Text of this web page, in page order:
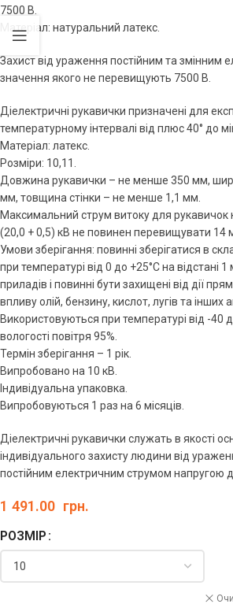
7500 В.
Матеріал: натуральний латекс.
Захист від ураження постійним та змінним
значення якого не перевищують 7500 В.
Діелектричні рукавички призначені для
температурному інтервалі від плюс 40° до
Матеріал: латекс.
Розміри: 10,11.
Довжина рукавички – не менше 350 мм,
мм, товщина стінки – не менше 1,1 мм.
Максимальний струм витоку для рукавичок
(20,0 + 0,5) кВ не повинен перевищувати 14
Умови зберігання: повинні зберігатися в
при температурі від 0 до +25°С на відстані
приладів і повинні бути захищені від дії
впливу олій, бензину, кислот, лугів та
Використовуються при температурі від -40
вологості повітря 95%.
Термін зберігання – 1 рік.
Випробовано на 10 кВ.
Індивідуальна упаковка.
Випробовуються 1 раз на 6 місяців.
Діелектричні рукавички служать в якості
індивідуального захисту людини від
постійним електричним струмом напругою
1 491.00 грн.
РОЗМІР